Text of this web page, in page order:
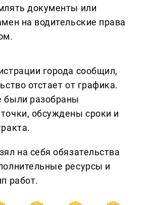
документы или
на водительские права
города сообщил,
отстает от графика.
были разобраны
обсуждены сроки и
на себя обязательства
ресурсы и
работ.